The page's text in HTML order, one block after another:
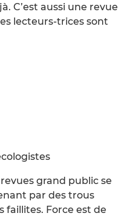
C’est aussi une revue
lecteurs-trices sont
grand public se
par des trous
Force est de